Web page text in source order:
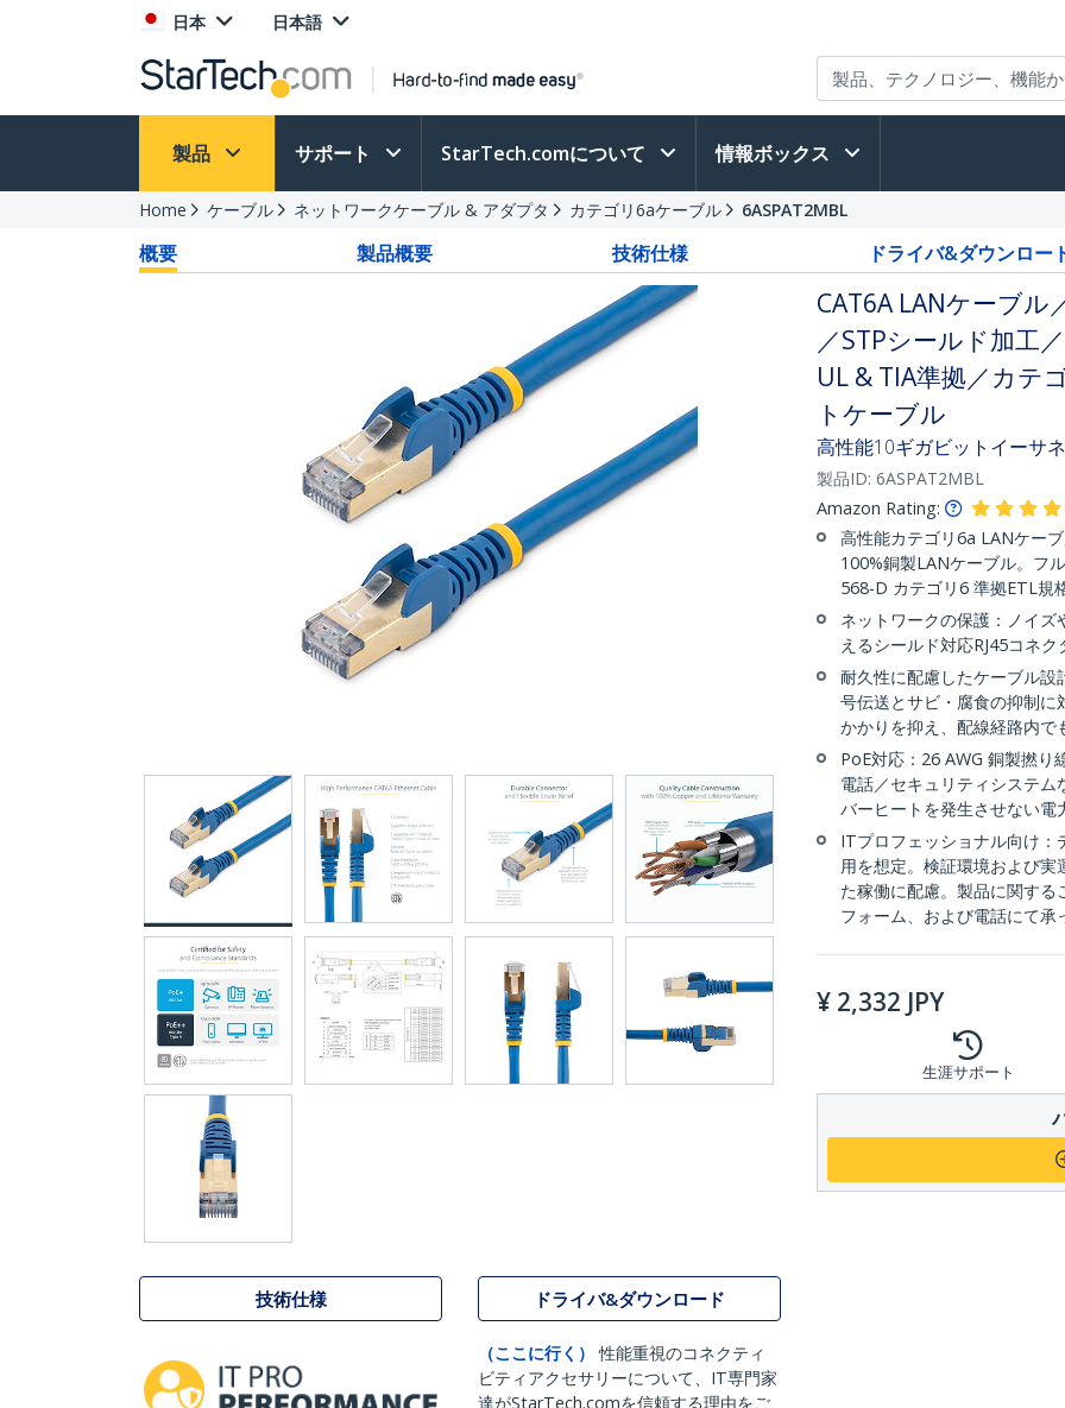
日本 日本語
製品 サポート StarTech.comについて 情報ボックス
Home ケーブル ネットワークケーブル & アダプタ カテゴリ6aケーブル 6ASPAT2MBL
概要 製品概要 技術仕様 ドライバ&ダウンロー
技術仕様 ドライバ&ダウンロード
（ここに行く）
性能重視のコネクティ
ビティアクセサリーについて、IT専門家
達がStarTech.comを信頼する理由をご
CAT6A LANケーブル
／STPシールド加工
UL & TIA準拠／カテ
トケーブル
高性能10ギガビットイーサ
製品ID: 6ASPAT2MBL
Amazon Rating:
高性能カテゴリ6a LANケー
100%銅製LANケーブル。フ
568-D カテゴリ6 準拠ETL規
ネットワークの保護：ノイ
えるシールド対応RJ45コネ
耐久性に配慮したケーブル
号伝送とサビ・腐食の抑制
かかりを抑え、配線経路内で
PoE対応：26 AWG 銅製撚り
電話／セキュリティシステ
バーヒートを発生させない
ITプロフェッショナル向け：
用を想定。検証環境および
た稼働に配慮。製品に関す
フォーム、および電話にて承
¥ 2,332 JPY
生涯サポート